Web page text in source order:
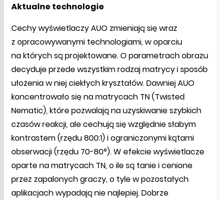
Aktualne technologie
Cechy wyświetlaczy AUO zmieniają się wraz
z opracowywanymi technologiami, w oparciu
na których są projektowane. O parametrach obrazu
decyduje przede wszystkim rodzaj matrycy i sposób
ułożenia w niej ciekłych kryształów. Dawniej AUO
koncentrowało się na matrycach TN (Twisted
Nematic), które pozwalają na uzyskiwanie szybkich
czasów reakcji, ale cechują się względnie słabym
kontrastem (rzędu 800:1) i ograniczonymi kątami
obserwacji (rzędu 70-80°). W efekcie wyświetlacze
oparte na matrycach TN, o ile są tanie i cenione
przez zapalonych graczy, o tyle w pozostałych
aplikacjach wypadają nie najlepiej. Dobrze